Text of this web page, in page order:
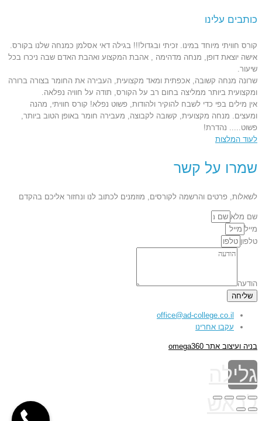
כותבים עלינו
קורס חוויתי מיוחד במינו. זכיתי ובגדול!!! בגילה דאי אסלמן כמנחה שלנו בקורס.
אישה יוצאת דופן, מנחה מדהימה , אהבת המקצוע ואהבת האדם שבה ניכרו בכל
שיעור.
שרונה מנחה קשובה, אכפתית ומאד מקצועית, העבירה את החומר בצורה ברורה
ומקצועית ביותר ממליצה בחום רב על הקורס, תודה על חוויה נפלאה.
אין מילים בפי כדי לשבח להוקיר ולהודות, פשוט נפלא! קורס חוויתי, מהנה
ומעצים. מנחה מקצועית, קשובה לקבוצה, מעבירה חומר באופן הטוב ביותר,
פשוט..... נהדרת!
לעוד המלצות
שמרו על קשר
לשאלות, פרטים והרשמה לקורסים, מוזמנים לכתוב לנו ונחזור אליכם בהקדם
שם מלא
מייל
טלפון
הודעה
שליחה
office@ad-college.co.il‏
עקבו אחרינו
בניה ועיצוב אתר omega360
גלילה
לראש